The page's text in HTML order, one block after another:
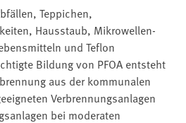
Teppichen,
Hausstaub, Mikrowellen-
und Teflon
Bildung von PFOA entsteht
aus der kommunalen
Verbrennungsanlagen
bei moderaten